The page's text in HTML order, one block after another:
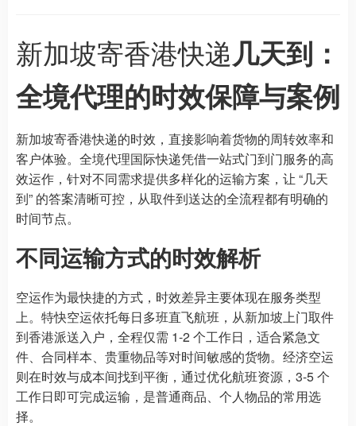
新加坡寄香港快递几天到：
全境代理的时效保障与案例
新加坡寄香港快递的时效，直接影响着货物的周转效率和
客户体验。全境代理国际快递凭借一站式门到门服务的高
效运作，针对不同需求提供多样化的运输方案，让 “几天
到” 的答案清晰可控，从取件到送达的全流程都有明确的
时间节点。
不同运输方式的时效解析
空运作为最快捷的方式，时效差异主要体现在服务类型
上。特快空运依托每日多班直飞航班，从新加坡上门取件
到香港派送入户，全程仅需 1-2 个工作日，适合紧急文
件、合同样本、贵重物品等对时间敏感的货物。经济空运
则在时效与成本间找到平衡，通过优化航班资源，3-5 个
工作日即可完成运输，是普通商品、个人物品的常用选
择。